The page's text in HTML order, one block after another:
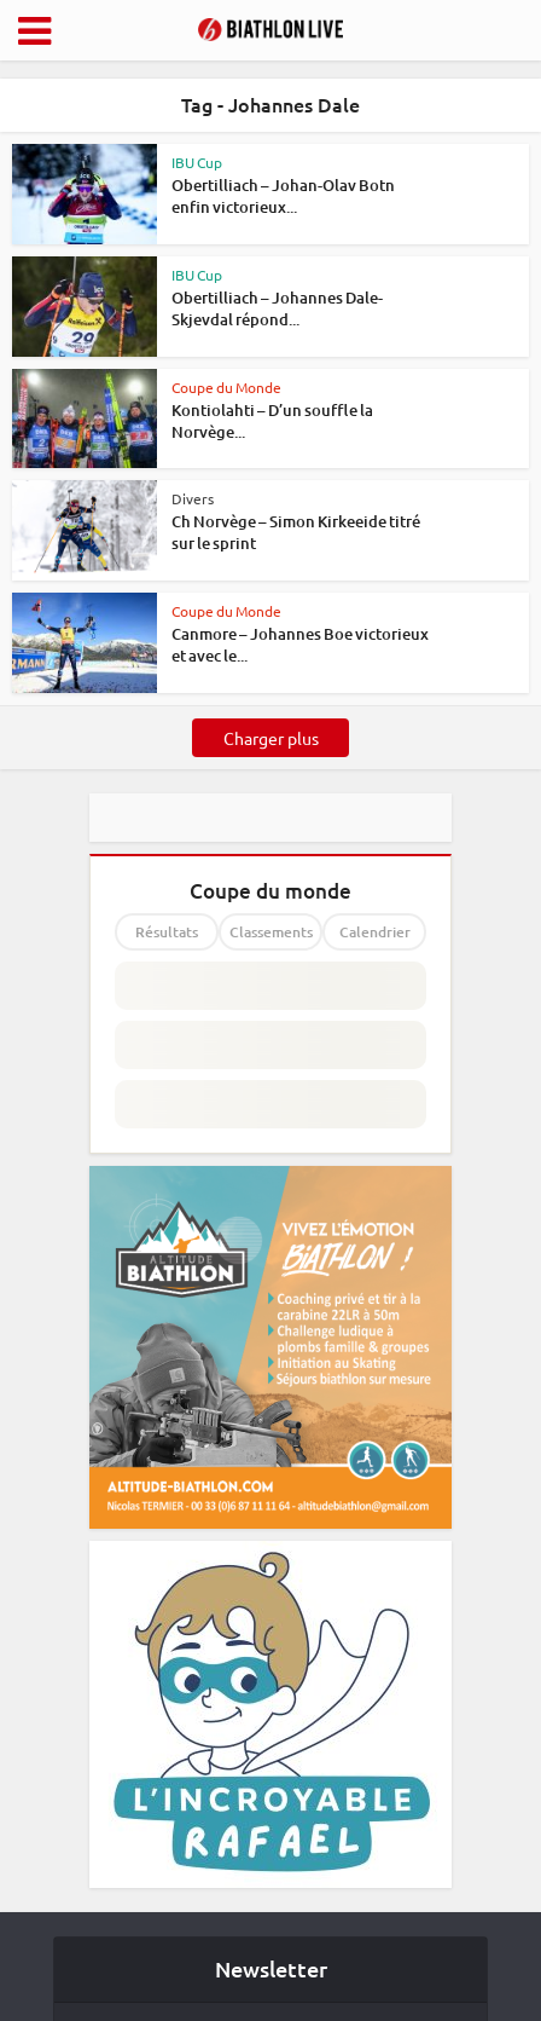
Tag - Johannes Dale
IBU Cup
Obertilliach – Johan-Olav Botn
enfin victorieux...
IBU Cup
Obertilliach – Johannes Dale-
Skjevdal répond...
Coupe du Monde
Kontiolahti – D’un souffle la
Norvège...
Divers
Ch Norvège – Simon Kirkeeide titré
sur le sprint
Coupe du Monde
Canmore – Johannes Boe victorieux
et avec le...
Charger plus
Coupe du monde
Résultats Classements Calendrier
Newsletter